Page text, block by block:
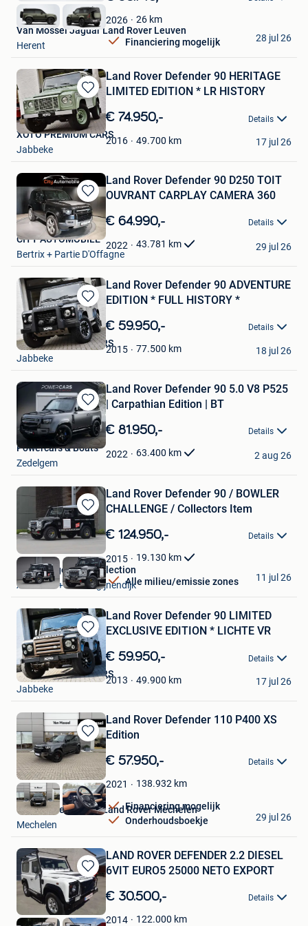
Favorieten2026 26 km
Financiering mogelijk
Van Mossel Jaguar Land Rover Leuven
Herent
28 jul 26
Bewaren
in
Mijn
Favorieten
Land Rover Defender 90 HERITAGE
LIMITED EDITION * LR HISTORY
€ 74.950,- Details
2016 49.700 km
XOTO PREMIUM CARS
Jabbeke
17 jul 26
Bewaren
in
Mijn
Favorieten
Land Rover Defender 90 D250 TOIT
OUVRANT CARPLAY CAMERA 360
€ 64.990,- Details
2022 43.781 km
CITY AUTOMOBILE
Bertrix + Partie D'Offagne
29 jul 26
Bewaren
in
Mijn
Favorieten
Land Rover Defender 90 ADVENTURE
EDITION * FULL HISTORY *
€ 59.950,- Details
2015 77.500 km
XOTO PREMIUM CARS
Jabbeke
18 jul 26
Bewaren
in
Mijn
Favorieten
Land Rover Defender 90 5.0 V8 P525
| Carpathian Edition | BT
€ 81.950,- Details
2022 63.400 km
Powercars & Boats
Zedelgem
2 aug 26
Bewaren
in
Mijn
Favorieten
Land Rover Defender 90 / BOWLER
CHALLENGE / Collectors Item
€ 124.950,- Details
2015 19.130 km
Alle milieu/emissie zones
ElsenBergen Car Collection
Aarschot + Deel Begijnendijk
11 jul 26
Bewaren
in
Mijn
Favorieten
Land Rover Defender 90 LIMITED
EXCLUSIVE EDITION * LICHTE VR
€ 59.950,- Details
2013 49.900 km
XOTO PREMIUM CARS
Jabbeke
17 jul 26
Bewaren
in
Mijn
Favorieten
Land Rover Defender 110 P400 XS
Edition
€ 57.950,- Details
2021 138.932 km
Financiering mogelijk
Onderhoudsboekje
Van Mossel Jaguar Land Rover Mechelen
Mechelen
29 jul 26
Bewaren
in
Mijn
Favorieten
LAND ROVER DEFENDER 2.2 DIESEL
6VIT EURO5 25000 NETO EXPORT
€ 30.500,- Details
2014 122.000 km